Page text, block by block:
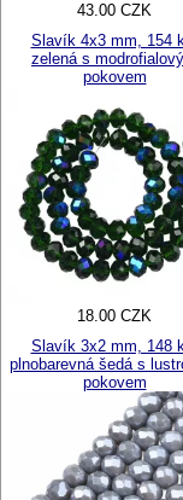
43.00 CZK
Slavík 4x3 mm, 154
zelená s
pokovem
18.00 CZK
Slavík 3x2 mm, 148
plnobarevná šedá s
pokovem